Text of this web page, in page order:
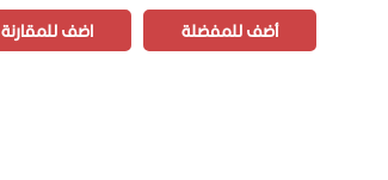
أضف للمفضلة اضف للمقارنة